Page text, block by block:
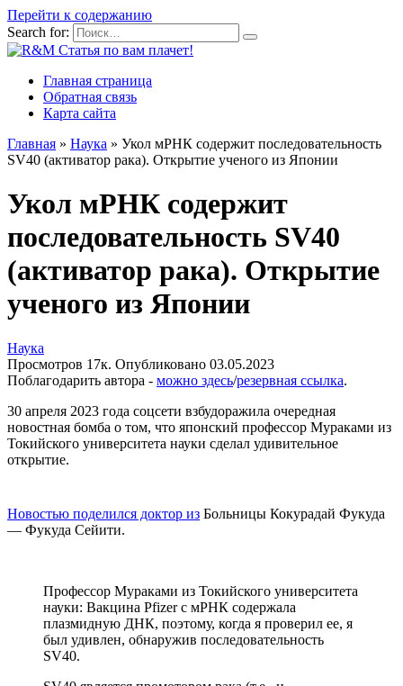
Перейти к содержанию
Search for:
Главная страница
Обратная связь
Карта сайта
Главная » Наука » Укол мРНК содержит последовательность
SV40 (активатор рака). Открытие ученого из Японии
Укол мРНК содержит
последовательность SV40
(активатор рака). Открытие
ученого из Японии
Наука
Просмотров 17к. Опубликовано 03.05.2023
Поблагодарить автора - можно здесь/резервная ссылка.
30 апреля 2023 года соцсети взбудоражила очередная
новостная бомба о том, что японский профессор Мураками из
Токийского университета науки сделал удивительное
открытие.
Новостью поделился доктор из Больницы Кокурадай Фукуда
— Фукуда Сейити.
Профессор Мураками из Токийского университета
науки: Вакцина Pfizer с мРНК содержала
плазмидную ДНК, поэтому, когда я проверил ее, я
был удивлен, обнаружив последовательность
SV40.